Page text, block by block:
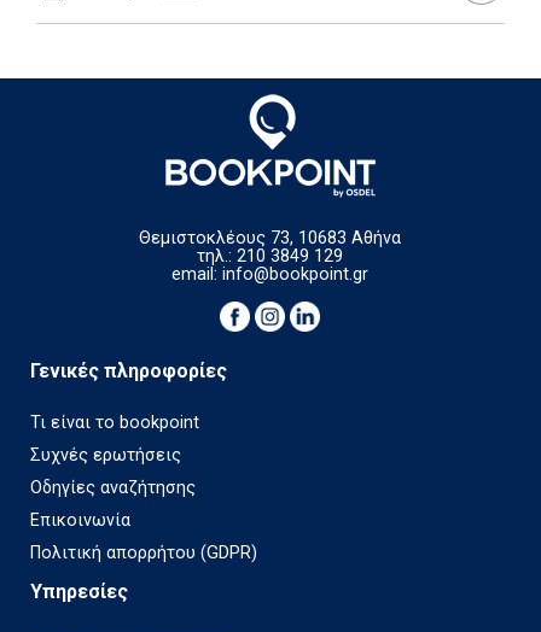
Θεμιστοκλέους 73, 10683 Αθήνα
τηλ.: 210 3849 129
email:info@bookpoint.gr
Γενικές πληροφορίες
Τι είναι το bookpoint
Συχνές ερωτήσεις
Οδηγίες αναζήτησης
Επικοινωνία
Πολιτική απορρήτου (GDPR)
Υπηρεσίες